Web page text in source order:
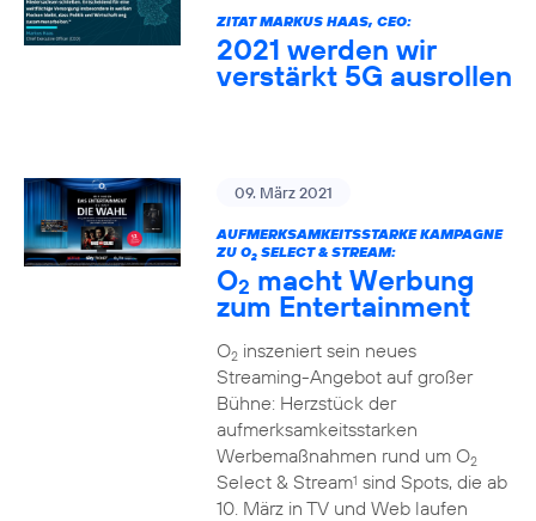
ZITAT MARKUS HAAS, CEO:
2021 werden wir
verstärkt 5G ausrollen
09. März 2021
AUFMERKSAMKEITSSTARKE KAMPAGNE
ZU O2SELECT & STREAM:
O2 macht Werbung
zum Entertainment
O2inszeniert sein neues
Streaming-Angebot auf großer
Bühne: Herzstück der
aufmerksamkeitsstarken
Werbemaßnahmen rund um O2
Select & Stream1 sind Spots, die ab
10. März in TV und Web laufen